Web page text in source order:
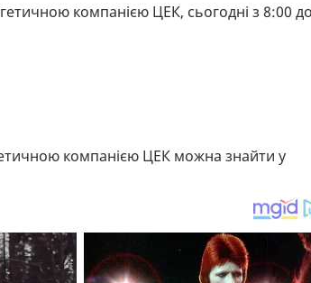
компанією ЦЕК, сьогодні з 8:00
компанією ЦЕК можна знайти у